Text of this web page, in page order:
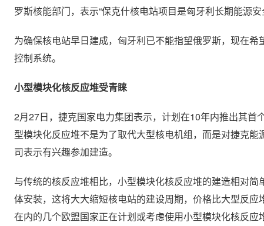
罗斯核能部门，表示“保克什核电站项目是匈牙利长期能源
为确保核电站早日建成，匈牙利已不能指望俄罗斯，现在
控制系统。
小型模块化核反应堆受青睐
2月27日，捷克国家电力集团表示，计划在10年内推出其
型模块化反应堆不是为了取代大型核电机组，而是对捷克
司表示有兴趣参加建造。
与传统的核反应堆相比，小型模块化核反应堆的建造相对
体安装，这将大大缩短核电站的建设周期，价格比大型反
在内的几个欧盟国家正在计划或考虑使用小型模块化核反应